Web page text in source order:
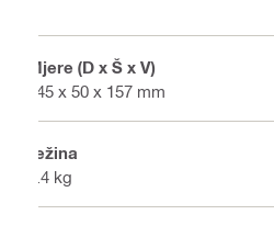
Mjere (D x Š x V)
345 x 50 x 157 mm
Težina
2.4 kg